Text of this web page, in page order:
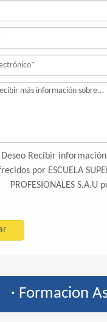
Deseo Recibir
por ESCUELA
PROFESIONALES
· Formacion